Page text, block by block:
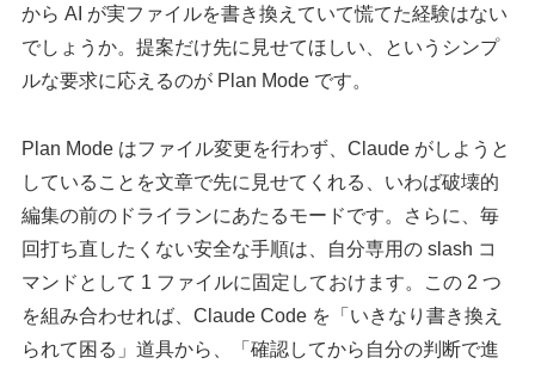
から AI が実ファイルを書き換えていて慌てた経験はない
でしょうか。提案だけ先に見せてほしい、というシンプ
ルな要求に応えるのが Plan Mode です。
Plan Mode はファイル変更を行わず、Claude がしようと
していることを文章で先に見せてくれる、いわば破壊的
編集の前のドライランにあたるモードです。さらに、毎
回打ち直したくない安全な手順は、自分専用の slash コ
マンドとして 1 ファイルに固定しておけます。この 2 つ
を組み合わせれば、Claude Code を「いきなり書き換え
られて困る」道具から、「確認してから自分の判断で進